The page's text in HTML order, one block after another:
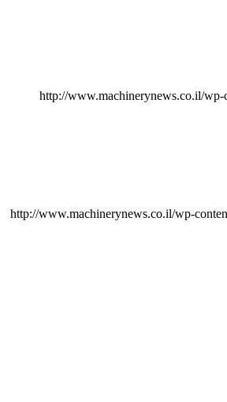
http://www.machinerynews.co.il/wp-
http://www.machinerynews.co.il/wp-